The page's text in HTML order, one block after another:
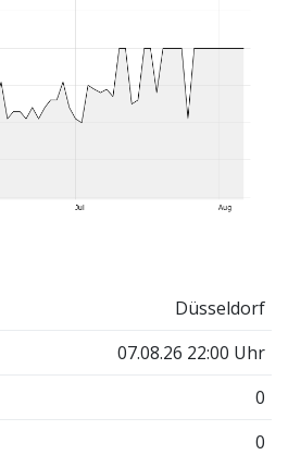
Düsseldorf
07.08.26 22:00 Uhr
0
0